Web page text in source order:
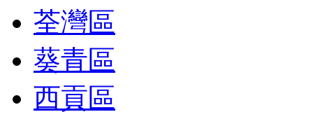
荃灣區
葵青區
西貢區